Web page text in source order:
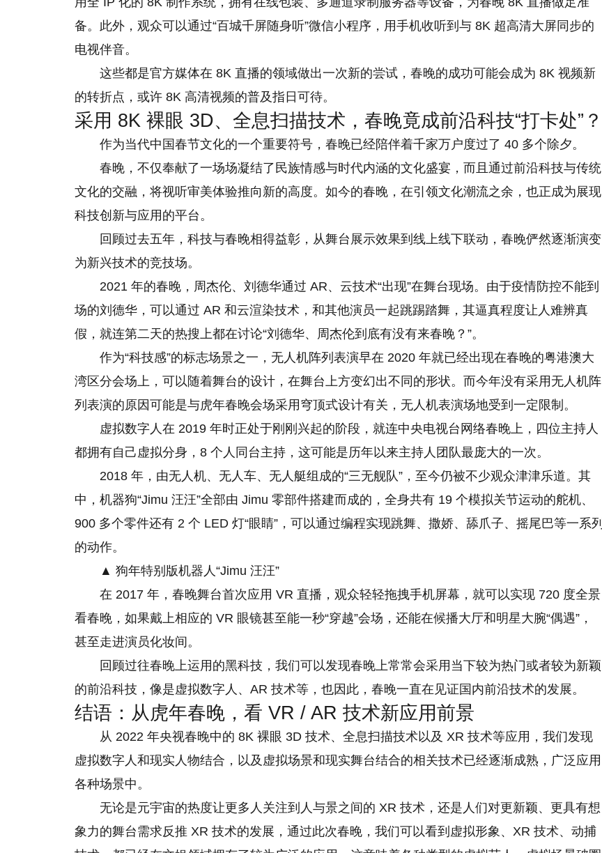
备。此外，观众可以通过“百城千屏随身听”微信小程序，用手机收听到与 8K 超高清大屏同步的
电视伴音。
这些都是官方媒体在 8K 直播的领域做出一次新的尝试，春晚的成功可能会成为 8K 视频新
的转折点，或许 8K 高清视频的普及指日可待。
采用 8K 裸眼 3D、全息扫描技术，春晚竟成前沿科技“打卡处”？
作为当代中国春节文化的一个重要符号，春晚已经陪伴着千家万户度过了 40 多个除夕。
春晚，不仅奉献了一场场凝结了民族情感与时代内涵的文化盛宴，而且通过前沿科技与传统
文化的交融，将视听审美体验推向新的高度。如今的春晚，在引领文化潮流之余，也正成为展现
科技创新与应用的平台。
回顾过去五年，科技与春晚相得益彰，从舞台展示效果到线上线下联动，春晚俨然逐渐演变
为新兴技术的竞技场。
2021 年的春晚，周杰伦、刘德华通过 AR、云技术“出现”在舞台现场。由于疫情防控不能到
场的刘德华，可以通过 AR 和云渲染技术，和其他演员一起跳踢踏舞，其逼真程度让人难辨真
假，就连第二天的热搜上都在讨论“刘德华、周杰伦到底有没有来春晚？”。
作为“科技感”的标志场景之一，无人机阵列表演早在 2020 年就已经出现在春晚的粤港澳大
湾区分会场上，可以随着舞台的设计，在舞台上方变幻出不同的形状。而今年没有采用无人机阵
列表演的原因可能是与虎年春晚会场采用穹顶式设计有关，无人机表演场地受到一定限制。
虚拟数字人在 2019 年时正处于刚刚兴起的阶段，就连中央电视台网络春晚上，四位主持人
都拥有自己虚拟分身，8 个人同台主持，这可能是历年以来主持人团队最庞大的一次。
2018 年，由无人机、无人车、无人艇组成的“三无舰队”，至今仍被不少观众津津乐道。其
中，机器狗“Jimu 汪汪”全部由 Jimu 零部件搭建而成的，全身共有 19 个模拟关节运动的舵机、
900 多个零件还有 2 个 LED 灯“眼睛”，可以通过编程实现跳舞、撒娇、舔爪子、摇尾巴等一系列
的动作。
▲ 狗年特别版机器人“Jimu 汪汪”
在 2017 年，春晚舞台首次应用 VR 直播，观众轻轻拖拽手机屏幕，就可以实现 720 度全景
看春晚，如果戴上相应的 VR 眼镜甚至能一秒“穿越”会场，还能在候播大厅和明星大腕“偶遇”，
甚至走进演员化妆间。
回顾过往春晚上运用的黑科技，我们可以发现春晚上常常会采用当下较为热门或者较为新颖
的前沿科技，像是虚拟数字人、AR 技术等，也因此，春晚一直在见证国内前沿技术的发展。
结语：从虎年春晚，看 VR / AR 技术新应用前景
从 2022 年央视春晚中的 8K 裸眼 3D 技术、全息扫描技术以及 XR 技术等应用，我们发现
虚拟数字人和现实人物结合，以及虚拟场景和现实舞台结合的相关技术已经逐渐成熟，广泛应用
各种场景中。
无论是元宇宙的热度让更多人关注到人与景之间的 XR 技术，还是人们对更新颖、更具有想
象力的舞台需求反推 XR 技术的发展，通过此次春晚，我们可以看到虚拟形象、XR 技术、动捕